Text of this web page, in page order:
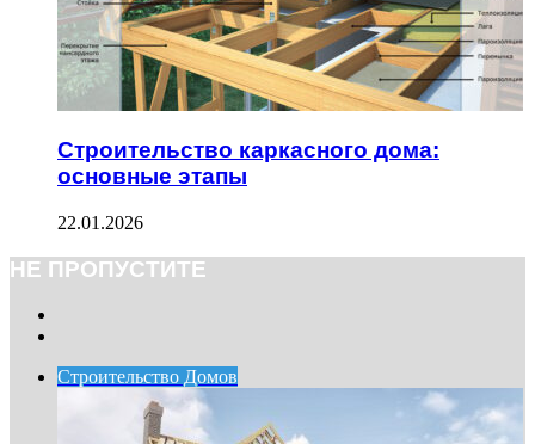
Строительство каркасного дома:
основные этапы
22.01.2026
НЕ ПРОПУСТИТЕ
Строительство Домов